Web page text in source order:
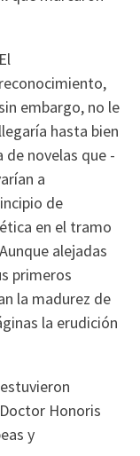
El
reconocimiento,
embargo, no le
llegaría hasta bien
novelas que -
a
de
en el tramo
alejadas
primeros
la madurez de
la erudición
Honoris
y